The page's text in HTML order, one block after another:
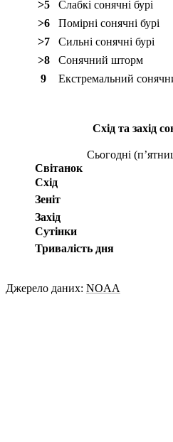
>5
Слабкі сонячні бурі
>6
Помірні сонячні бурі
>7
Сильні сонячні бурі
>8
Сонячний шторм
9
Екстремальний
Схід та захід
Сьогодні (
Світанок
Схід
Зеніт
Захід
Сутінки
Тривалість дня
Джерело даних: NOAA